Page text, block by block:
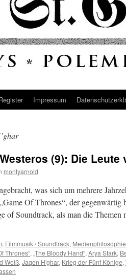
Impressum
(9): Die Leute
montyarnold
was sich um mehrere
Of Thrones“, der gegenwärtig
of Soundtrack, als man die
, Filmmusik / Soundtrack, Medienphilosophie
Thrones“, „The Bloody Hand“, Arya Stark,
Weiß, Jaqen H'ghar, Krieg der Fünf Könige,